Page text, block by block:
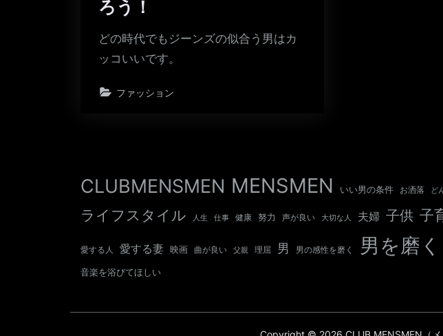
ろう！
どの時代でもジーンズの似合う男はカ
ッコいいです。
ファッション
CLUBMENSMEN MENSMEN いい男の条件 お洒落 ど
ライフスタイル 人生 仕事 健康 努力 声が良い 大切な人 夫婦 子供 子
愛する人 愛する妻 映画 曲が良い 父親 理屈 男 男の感性を磨く 男を磨く
音楽を浴びてほしい